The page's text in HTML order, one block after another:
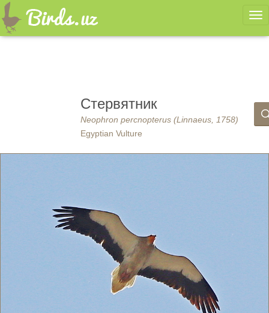
Стервятник
Neophron percnopterus (Linnaeus, 1758)
Egyptian Vulture